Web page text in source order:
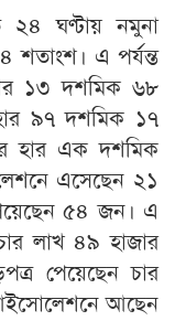
২৪ ঘণ্টায় নমুনা
শতাংশ। এ পর্যন্ত
১৩ দশমিক ৬৮
৯৭ দশমিক ১৭
হার এক দশমিক
এসেছেন ২১
৫৪ জন। এ
লাখ ৪৯ হাজার
পেয়েছেন চার
আছেন